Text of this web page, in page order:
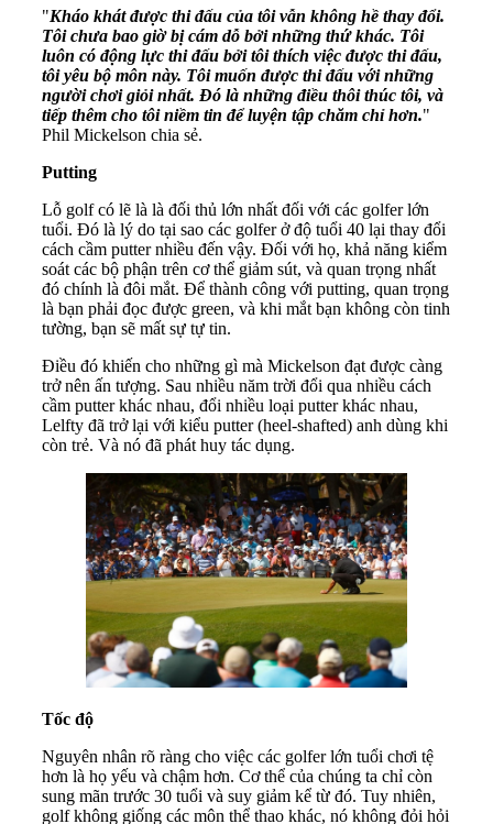
"Kháo khát được thi đấu của tôi vẫn không hề thay đổi.
Tôi chưa bao giờ bị cám dỗ bởi những thứ khác. Tôi
luôn có động lực thi đấu bởi tôi thích việc được thi đấu,
tôi yêu bộ môn này. Tôi muốn được thi đấu với những
người chơi giỏi nhất. Đó là những điều thôi thúc tôi, và
tiếp thêm cho tôi niềm tin để luyện tập chăm chỉ hơn."
Phil Mickelson chia sẻ.
Putting
Lỗ golf có lẽ là là đối thủ lớn nhất đối với các golfer lớn
tuổi. Đó là lý do tại sao các golfer ở độ tuổi 40 lại thay đổi
cách cầm putter nhiều đến vậy. Đối với họ, khả năng kiểm
soát các bộ phận trên cơ thể giảm sút, và quan trọng nhất
đó chính là đôi mắt. Để thành công với putting, quan trọng
là bạn phải đọc được green, và khi mắt bạn không còn tinh
tường, bạn sẽ mất sự tự tin.
Điều đó khiến cho những gì mà Mickelson đạt được càng
trở nên ấn tượng. Sau nhiều năm trời đổi qua nhiều cách
cầm putter khác nhau, đổi nhiều loại putter khác nhau,
Lelfty đã trở lại với kiểu putter (heel-shafted) anh dùng khi
còn trẻ. Và nó đã phát huy tác dụng.
Tốc độ
Nguyên nhân rõ ràng cho việc các golfer lớn tuổi chơi tệ
hơn là họ yếu và chậm hơn. Cơ thể của chúng ta chỉ còn
sung mãn trước 30 tuổi và suy giảm kể từ đó. Tuy nhiên,
golf không giống các môn thể thao khác, nó không đỏi hỏi